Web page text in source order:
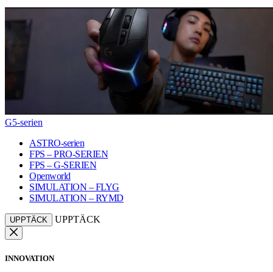
G5-serien
ASTRO-serien
FPS – PRO-SERIEN
FPS – G-SERIEN
Openworld
SIMULATION – FLYG
SIMULATION – RYMD
UPPTÄCK UPPTÄCK
INNOVATION